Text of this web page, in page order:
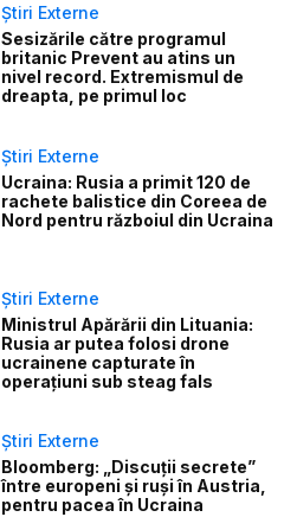
Știri Externe
Sesizările către programul
britanic Prevent au atins un
nivel record. Extremismul de
dreapta, pe primul loc
Știri Externe
Ucraina: Rusia a primit 120 de
rachete balistice din Coreea de
Nord pentru războiul din Ucraina
Știri Externe
Ministrul Apărării din Lituania:
Rusia ar putea folosi drone
ucrainene capturate în
operațiuni sub steag fals
Știri Externe
Bloomberg: „Discuții secrete”
între europeni și ruși în Austria,
pentru pacea în Ucraina